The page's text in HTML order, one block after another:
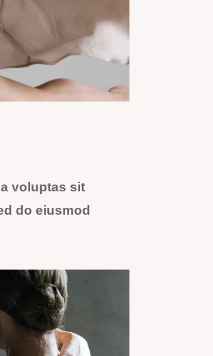
voluptas sit
do eiusmod